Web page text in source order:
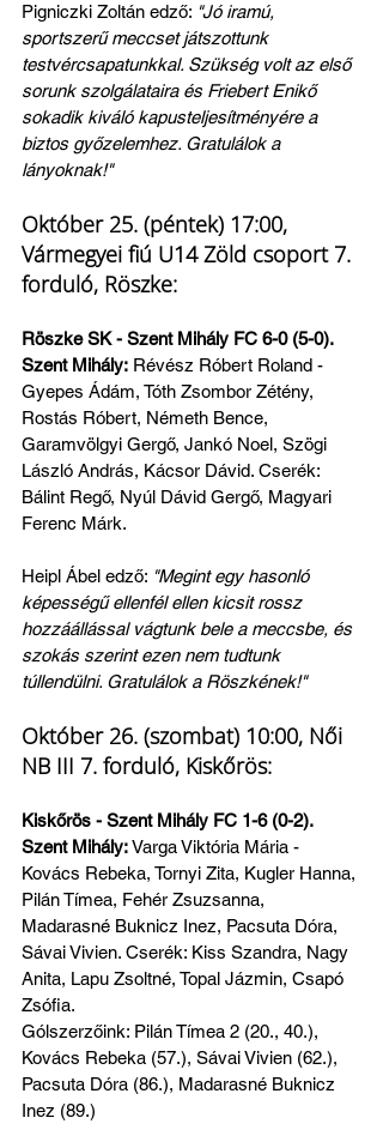
Pigniczki Zoltán edző: "Jó iramú,
sportszerű meccset játszottunk
testvércsapatunkkal. Szükség volt az első
sorunk szolgálataira és Friebert Enikő
sokadik kiváló kapusteljesítményére a
biztos győzelemhez. Gratulálok a
lányoknak!"
Október 25. (péntek) 17:00,
Vármegyei fiú U14 Zöld csoport 7.
forduló, Röszke:
Röszke SK - Szent Mihály FC 6-0 (5-0).
Szent Mihály: Révész Róbert Roland -
Gyepes Ádám, Tóth Zsombor Zétény,
Rostás Róbert, Németh Bence,
Garamvölgyi Gergő, Jankó Noel, Szögi
László András, Kácsor Dávid. Cserék:
Bálint Regő, Nyúl Dávid Gergő, Magyari
Ferenc Márk.
Heipl Ábel edző: "Megint egy hasonló
képességű ellenfél ellen kicsit rossz
hozzáállással vágtunk bele a meccsbe, és
szokás szerint ezen nem tudtunk
túllendülni. Gratulálok a Röszkének!"
Október 26. (szombat) 10:00, Női
NB III 7. forduló, Kiskőrös:
Kiskőrös - Szent Mihály FC 1-6 (0-2).
Szent Mihály: Varga Viktória Mária -
Kovács Rebeka, Tornyi Zita, Kugler Hanna,
Pilán Tímea, Fehér Zsuzsanna,
Madarasné Buknicz Inez, Pacsuta Dóra,
Sávai Vivien. Cserék: Kiss Szandra, Nagy
Anita, Lapu Zsoltné, Topal Jázmin, Csapó
Zsófia.
Gólszerzőink: Pilán Tímea 2 (20., 40.),
Kovács Rebeka (57.), Sávai Vivien (62.),
Pacsuta Dóra (86.), Madarasné Buknicz
Inez (89.)